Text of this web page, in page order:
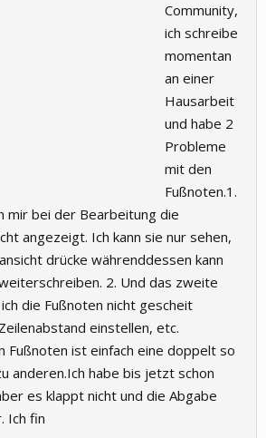
Community,
ich schreibe
momentan
an einer
Hausarbeit
und habe 2
Probleme
mit den
Fußnoten.1.
mir bei der Bearbeitung die
angezeigt. Ich kann sie nur sehen,
drücke währenddessen kann
2. Und das zweite
die Fußnoten nicht gescheit
einstellen, etc.
Fußnoten ist einfach eine doppelt so
anderen.Ich habe bis jetzt schon
es klappt nicht und die Abgabe
Ich fin